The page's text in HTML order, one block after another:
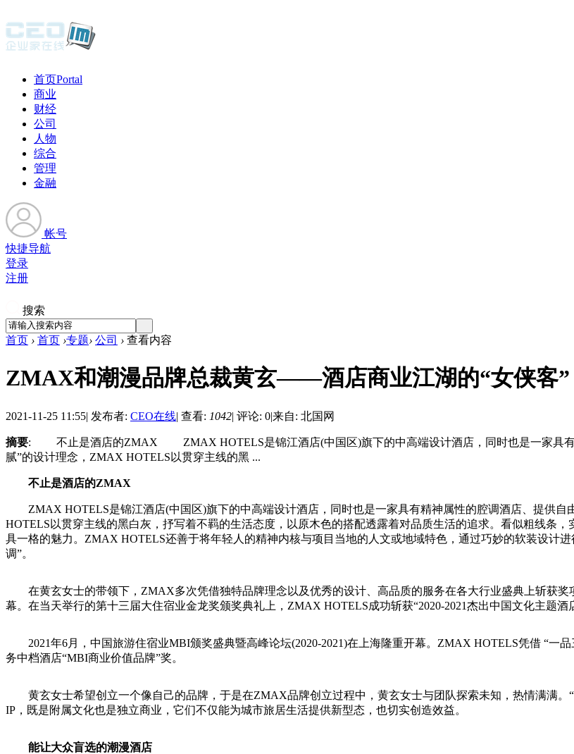
首页Portal
商业
财经
公司
人物
综合
管理
金融
帐号
快捷导航
登录
注册
搜索
首页 › 首页 ›专题› 公司 › 查看内容
ZMAX和潮漫品牌总裁黄玄——酒店商业江湖的“女侠客”
2021-11-25 11:55| 发布者: CEO在线| 查看: 1042| 评论: 0|来自: 北国网
摘要: 不止是酒店的ZMAX ZMAX HOTELS是锦江酒店(中国区)旗下的中高端设计酒店，同时也是一家具有
腻”的设计理念，ZMAX HOTELS以贯穿主线的黑 ...
不止是酒店的ZMAX
ZMAX HOTELS是锦江酒店(中国区)旗下的中高端设计酒店，同时也是一家具有精神属性的腔调酒店、提供自
HOTELS以贯穿主线的黑白灰，抒写着不羁的生活态度，以原木色的搭配透露着对品质生活的追求。看似粗线条
具一格的魅力。ZMAX HOTELS还善于将年轻人的精神内核与项目当地的人文或地域特色，通过巧妙的软装设计
调”。
在黄玄女士的带领下，ZMAX多次凭借独特品牌理念以及优秀的设计、高品质的服务在各大行业盛典上斩获奖
幕。在当天举行的第十三届大住宿业金龙奖颁奖典礼上，ZMAX HOTELS成功斩获“2020-2021杰出中国文化主题酒
2021年6月，中国旅游住宿业MBI颁奖盛典暨高峰论坛(2020-2021)在上海隆重开幕。ZMAX HOTELS凭借 “一
务中档酒店“MBI商业价值品牌”奖。
黄玄女士希望创立一个像自己的品牌，于是在ZMAX品牌创立过程中，黄玄女士与团队探索未知，热情满满。
IP，既是附属文化也是独立商业，它们不仅能为城市旅居生活提供新型态，也切实创造效益。
能让大众盲选的潮漫酒店